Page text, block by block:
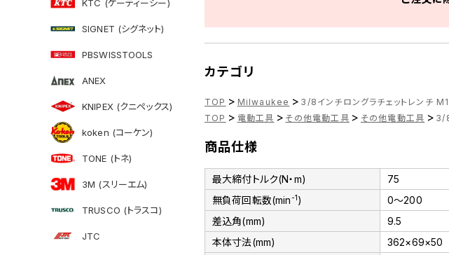
KTC (ケーティーシー)
SIGNET (シグネット)
PBSWISSTOOLS
ANEX
KNIPEX (クニペックス)
koken (コーケン)
TONE (トネ)
3M (スリーエム)
TRUSCO (トラスコ)
JTC
カテゴリ
TOP > Milwaukee > 3/8インチロングラチェットレンチ
TOP > 電動工具 > その他電動工具 > その他電動工具 > 3/
商品仕様
最大締付トルク(N・m)
75
無負荷回転数(min-1)
0～200
差込角(mm)
9.5
本体寸法(mm)
362×69×50